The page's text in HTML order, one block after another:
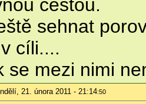
cestou.
sehnat
cíli....
se mezi nimi
21. února 2011 - 21:14:50